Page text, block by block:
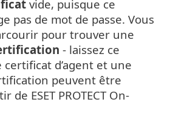
vide, puisque ce
pas de mot de passe. Vous
pour trouver une
- laissez ce
certificat d’agent et une
peuvent être
de ESET PROTECT On-